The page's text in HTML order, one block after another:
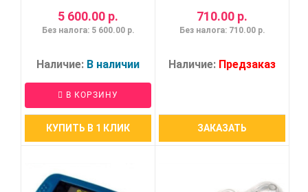
5 600.00 р.
Без налога: 5 600.00 р.
Наличие: В наличии
В КОРЗИНУ
КУПИТЬ В 1 КЛИК
710.00 р.
Без налога: 710.00 р.
Наличие: Предзаказ
ЗАКАЗАТЬ